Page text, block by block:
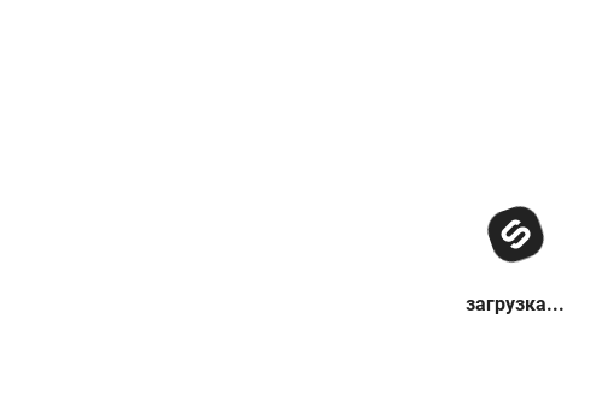
загрузка...